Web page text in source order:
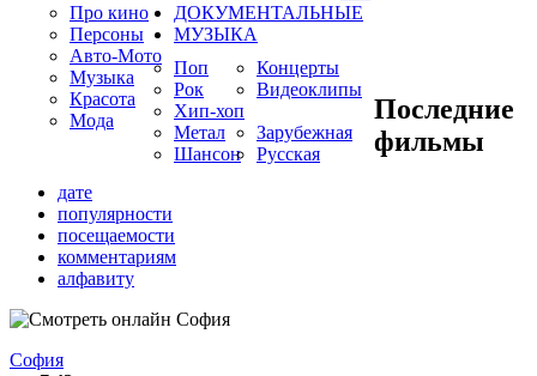
Про кино
Персоны
Авто-Мото
Музыка
Красота
Мода
ДОКУМЕНТАЛЬНЫЕ
МУЗЫКА
Поп
Рок
Хип-хоп
Метал
Шансон
Концерты
Видеоклипы
Зарубежная
Русская
Последние
фильмы
дате
популярности
посещаемости
комментариям
алфавиту
София